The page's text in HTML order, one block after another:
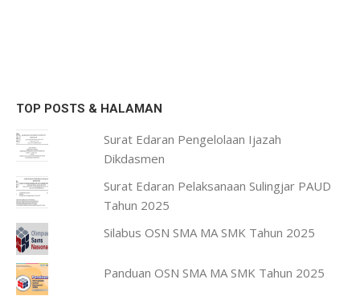
TOP POSTS & HALAMAN
Surat Edaran Pengelolaan Ijazah
Dikdasmen
Surat Edaran Pelaksanaan Sulingjar PAUD
Tahun 2025
Silabus OSN SMA MA SMK Tahun 2025
Panduan OSN SMA MA SMK Tahun 2025